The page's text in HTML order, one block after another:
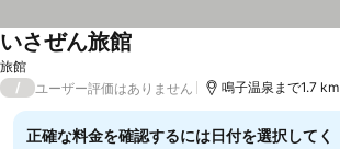
旅館
いさぜん旅館
/ ユーザー評価はありません 鳴子温泉まで1.7 km
正確な料金を確認するには日付を選択してく